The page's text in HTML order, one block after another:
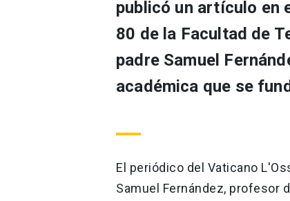
publicó un artículo en
80 de la Facultad de
padre Samuel
académica que se
El periódico del Vaticano
Samuel Fernández, profesor